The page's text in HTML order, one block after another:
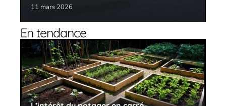
11 mars 2026
En tendance